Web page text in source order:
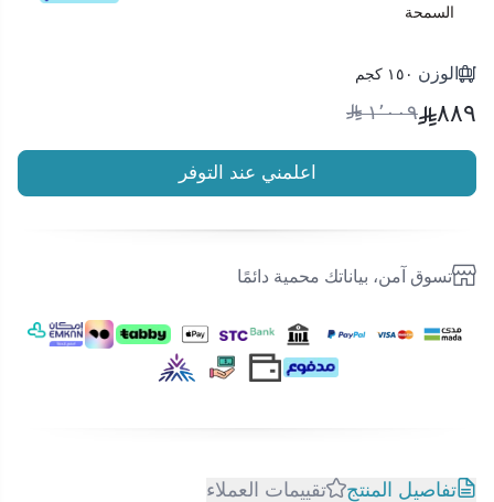
السمحة
الوزن ١٥٠ كجم
٨٨٩ ١٬٠٠٩
اعلمني عند التوفر
تسوق آمن، بياناتك محمية دائمًا
تفاصيل المنتج تقييمات العملاء